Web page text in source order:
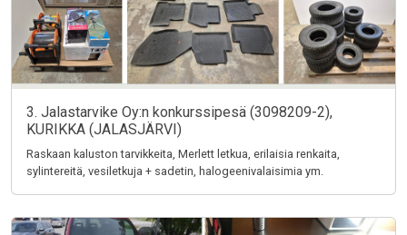
3. Jalastarvike Oy:n konkurssipesä (3098209-2),
KURIKKA (JALASJÄRVI)
Raskaan kaluston tarvikkeita, Merlett letkua, erilaisia renkaita,
sylintereitä, vesiletkuja + sadetin, halogeenivalaisimia ym.